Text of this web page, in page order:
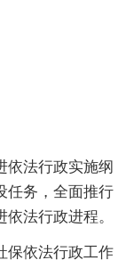
依法行政实施纲
任务，全面推行
法行政进程。
保依法行政工作